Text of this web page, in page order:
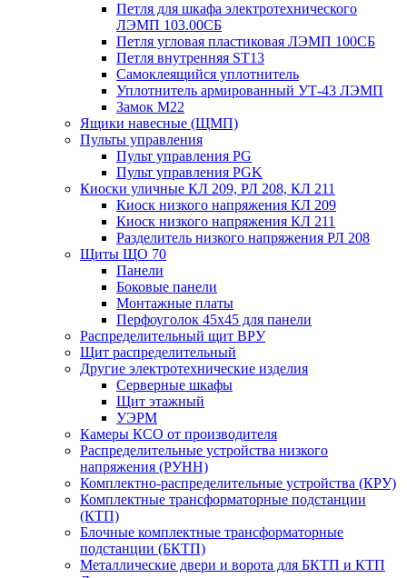
Петля для шкафа электротехнического
ЛЭМП 103.00СБ
Петля угловая пластиковая ЛЭМП 100СБ
Петля внутренняя ST13
Самоклеящийся уплотнитель
Уплотнитель армированный УТ-43 ЛЭМП
Замок М22
Ящики навесные (ЩМП)
Пульты управления
Пульт управления PG
Пульт управления РGK
Киоски уличные КЛ 209, РЛ 208, КЛ 211
Киоск низкого напряжения КЛ 209
Киоск низкого напряжения КЛ 211
Разделитель низкого напряжения РЛ 208
Щиты ЩО 70
Панели
Боковые панели
Монтажные платы
Перфоуголок 45х45 для панели
Распределительный щит ВРУ
Щит распределительный
Другие электротехнические изделия
Серверные шкафы
Щит этажный
УЭРМ
Камеры КСО от производителя
Распределительные устройства низкого
напряжения (РУНН)
Комплектно-распределительные устройства (КРУ)
Комплектные трансформаторные подстанции
(КТП)
Блочные комплектные трансформаторные
подстанции (БКТП)
Металлические двери и ворота для БКТП и КТП